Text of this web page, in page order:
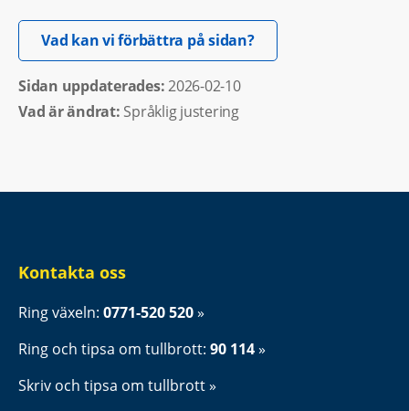
Vad kan vi förbättra på sidan?Öppnas i nytt fönster.
Sidan uppdaterades: 2026-02-10
Vad är ändrat: Språklig justering
Kontakta oss
Ring växeln: 0771-520 520
Ring och tipsa om tullbrott: 90 114
Skriv och tipsa om tullbrott